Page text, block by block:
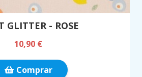
GLITTER - ROSE
10,90 €
Comprar